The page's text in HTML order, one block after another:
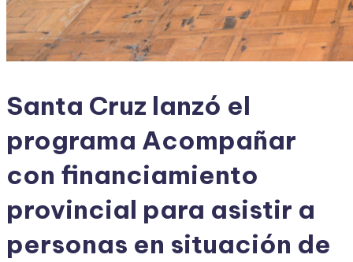
Santa Cruz lanzó el
programa Acompañar
con financiamiento
provincial para asistir a
personas en situación de